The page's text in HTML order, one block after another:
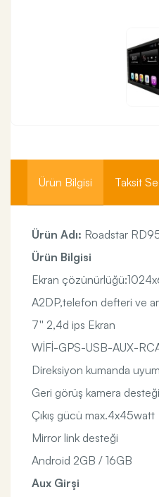
Ürün Bilgisi Taksit
Ürün Adı: Roadstar
Ürün Bilgisi
Ekran
A2DP,telefon defteri ve
7'' 2,4d ips Ekran
WİFİ-GPS-USB-AUX-
Direksiyon kumanda
Geri görüş kamera desteği
Çıkış gücü max.4x45watt
Mirror link desteği
Android 2GB / 16GB
Aux Girşi